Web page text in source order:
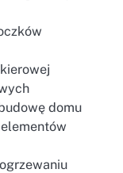
domu